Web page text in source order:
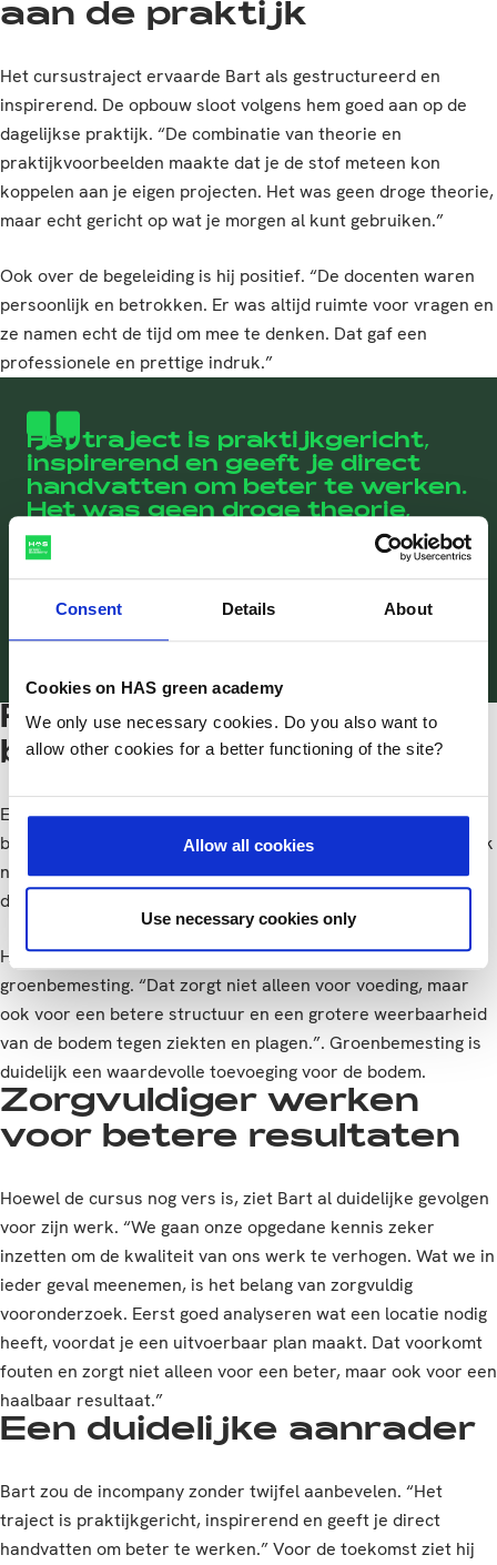
Consent Details About
Cookies on HAS green academy
We only use necessary cookies. Do you also want to
allow other cookies for a better functioning of the site?
Allow all cookies
Use necessary cookies only
aan de praktijk
Het cursustraject ervaarde Bart als gestructureerd en
inspirerend. De opbouw sloot volgens hem goed aan op de
dagelijkse praktijk. “De combinatie van theorie en
praktijkvoorbeelden maakte dat je de stof meteen kon
koppelen aan je eigen projecten. Het was geen droge theorie,
maar echt gericht op wat je morgen al kunt gebruiken.”
Ook over de begeleiding is hij positief. “De docenten waren
persoonlijk en betrokken. Er was altijd ruimte voor vragen en
ze namen echt de tijd om mee te denken. Dat gaf een
professionele en prettige indruk.”
Het traject is praktijkgericht,
inspirerend en geeft je direct
handvatten om beter te werken.
Het was geen droge theorie,
maar echt gericht op wat je
morgen al kunt gebruiken.
Bart Kors
Focus op de levende
bodem
Eén onderwerp sprong er voor Bart duidelijk uit: de levende
bodem. “Niet alleen kijken naar bodemchemie, maar juist ook
naar het bodemleven. Dat opent nieuwe perspectieven voor
duurzaam aanleg en beheer.”
Het belangrijkste inzicht dat hij meeneemt, is het effect van
groenbemesting. “Dat zorgt niet alleen voor voeding, maar
ook voor een betere structuur en een grotere weerbaarheid
van de bodem tegen ziekten en plagen.”. Groenbemesting is
duidelijk een waardevolle toevoeging voor de bodem.
Zorgvuldiger werken
voor betere resultaten
Hoewel de cursus nog vers is, ziet Bart al duidelijke gevolgen
voor zijn werk. “We gaan onze opgedane kennis zeker
inzetten om de kwaliteit van ons werk te verhogen. Wat we in
ieder geval meenemen, is het belang van zorgvuldig
vooronderzoek. Eerst goed analyseren wat een locatie nodig
heeft, voordat je een uitvoerbaar plan maakt. Dat voorkomt
fouten en zorgt niet alleen voor een beter, maar ook voor een
haalbaar resultaat.”
Een duidelijke aanrader
Bart zou de incompany zonder twijfel aanbevelen. “Het
traject is praktijkgericht, inspirerend en geeft je direct
handvatten om beter te werken.” Voor de toekomst ziet hij